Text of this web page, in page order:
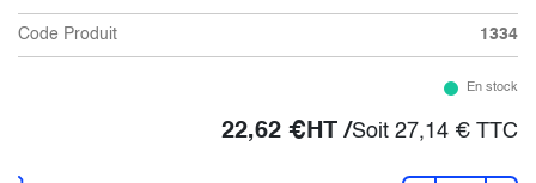
Code Produit 1334
En stock
22,62 €HT /Soit 27,14 € TTC